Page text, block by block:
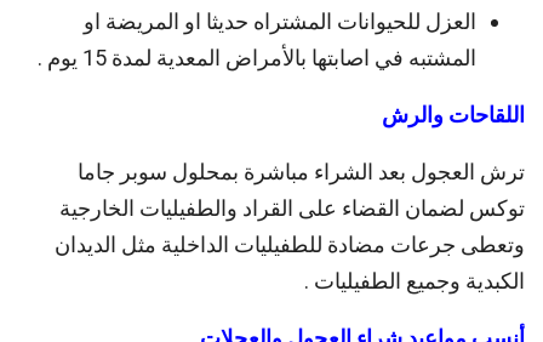
العزل للحيوانات المشتراه حديثا او المريضة او
المشتبه في اصابتها بالأمراض المعدية لمدة 15 يوم .
اللقاحات والرش
ترش العجول بعد الشراء مباشرة بمحلول سوبر جاما
توكس لضمان القضاء على القراد والطفيليات الخارجية
وتعطى جرعات مضادة للطفيليات الداخلية مثل الديدان
الكبدية وجميع الطفيليات .